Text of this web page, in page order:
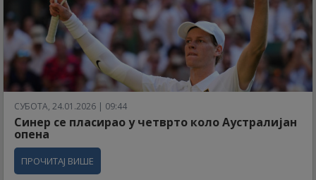
СУБОТА, 24.01.2026 | 09:44
Синер се пласирао у четврто коло Аустралијан
опена
ПРОЧИТАЈ ВИШЕ